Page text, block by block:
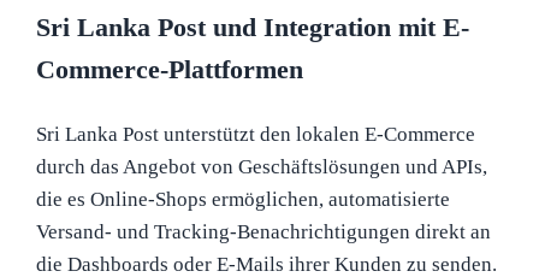
Sri Lanka Post und Integration mit E-
Commerce-Plattformen
Sri Lanka Post unterstützt den lokalen E-Commerce
durch das Angebot von Geschäftslösungen und APIs,
die es Online-Shops ermöglichen, automatisierte
Versand- und Tracking-Benachrichtigungen direkt an
die Dashboards oder E-Mails ihrer Kunden zu senden.